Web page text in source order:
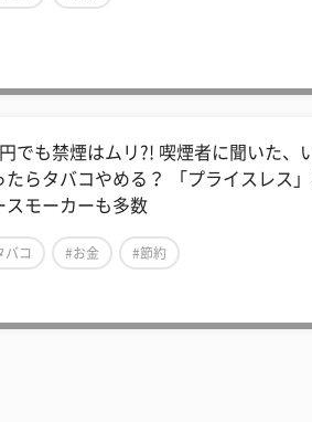
でも禁煙はムリ?! 喫煙者に聞いた、
たらタバコやめる？ 「プライスレス
スモーカーも多数
バコ #お金 #節約